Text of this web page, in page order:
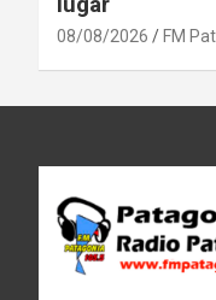
08/08/2026 FM